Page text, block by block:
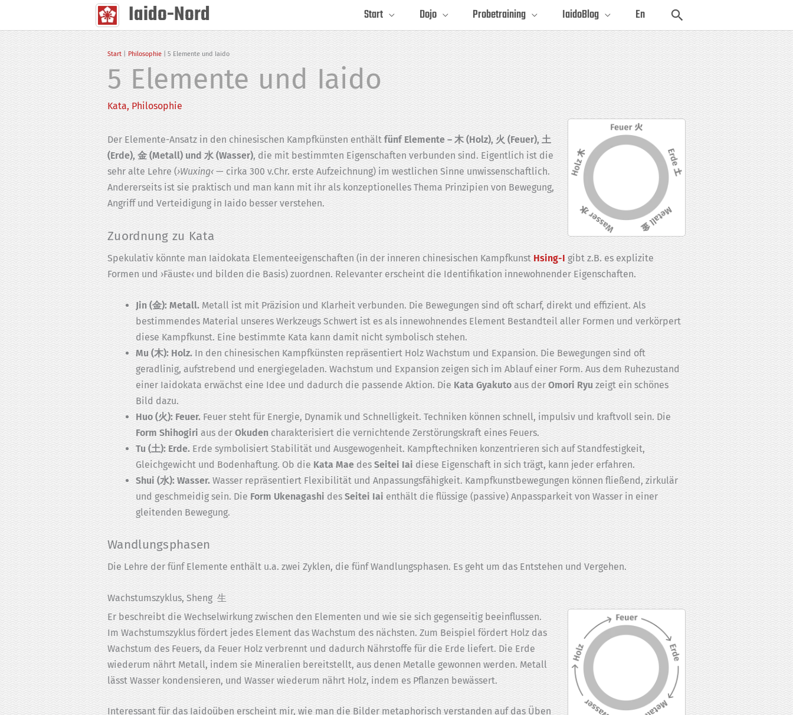
springen
Iaido-Nord Start Dojo Probetraining IaidoBlog En Suchen
Start Philosophie 5 Elemente und Iaido
5 Elemente und Iaido
Kata,Philosophie
Der Elemente-Ansatz in den chinesischen Kampfkünsten enthältfünf Elemente – 木 (Holz), 火 (Feuer), 土
(Erde), 金 (Metall) und 水 (Wasser), die mit bestimmten Eigenschaften verbunden sind. Eigentlich ist die
sehr alte Lehre (›Wuxing‹— cirka 300 v.Chr. erste Aufzeichnung) im westlichen Sinne unwissenschaftlich.
Andererseits ist sie praktisch und man kann mit ihr als konzeptionelles Thema Prinzipien von Bewegung,
Angriff und Verteidigung in Iaido besser verstehen.
Zuordnung zu Kata
Spekulativ könnte man Iaidokata Elementeeigenschaften (in der inneren chinesischen KampfkunstHsing-Igibt z.B. es explizite
Formen und ›Fäuste‹ und bilden die Basis) zuordnen. Relevanter erscheint die Identifikation innewohnender Eigenschaften.
Jin (金): Metall.Metall ist mit Präzision und Klarheit verbunden. Die Bewegungen sind oft scharf, direkt und effizient. Als
bestimmendes Material unseres Werkzeugs Schwert ist es als innewohnendes Element Bestandteil aller Formen und verkörpert
diese Kampfkunst. Eine bestimmte Kata kann damit nicht symbolisch stehen.
Mu (木): Holz.In den chinesischen Kampfkünsten repräsentiert Holz Wachstum und Expansion. Die Bewegungen sind oft
geradlinig, aufstrebend und energiegeladen. Wachstum und Expansion zeigen sich im Ablauf einer Form. Aus dem Ruhezustand
einer Iaidokata erwächst eine Idee und dadurch die passende Aktion. DieKata Gyakutoaus derOmori Ryuzeigt ein schönes
Bild dazu.
Huo (火): Feuer.Feuer steht für Energie, Dynamik und Schnelligkeit. Techniken können schnell, impulsiv und kraftvoll sein. Die
Form Shihogiriaus derOkudencharakterisiert die vernichtende Zerstörungskraft eines Feuers.
Tu (土): Erde.Erde symbolisiert Stabilität und Ausgewogenheit. Kampftechniken konzentrieren sich auf Standfestigkeit,
Gleichgewicht und Bodenhaftung. Ob dieKata MaedesSeitei Iaidiese Eigenschaft in sich trägt, kann jeder erfahren.
Shui (水): Wasser.Wasser repräsentiert Flexibilität und Anpassungsfähigkeit. Kampfkunstbewegungen können fließend, zirkulär
und geschmeidig sein. DieForm UkenagashidesSeitei Iaienthält die flüssige (passive) Anpassparkeit von Wasser in einer
gleitenden Bewegung.
Wandlungsphasen
Die Lehre der fünf Elemente enthält u.a. zwei Zyklen, die fünf Wandlungsphasen. Es geht um das Entstehen und Vergehen.
Wachstumszyklus, Sheng 生
Er beschreibt die Wechselwirkung zwischen den Elementen und wie sie sich gegenseitig beeinflussen.
Im Wachstumszyklus fördert jedes Element das Wachstum des nächsten. Zum Beispiel fördert Holz das
Wachstum des Feuers, da Feuer Holz verbrennt und dadurch Nährstoffe für die Erde liefert. Die Erde
wiederum nährt Metall, indem sie Mineralien bereitstellt, aus denen Metalle gewonnen werden. Metall
lässt Wasser kondensieren, und Wasser wiederum nährt Holz, indem es Pflanzen bewässert.
Interessant für das Iaidoüben erscheint mir, wie man die Bilder metaphorisch verstanden auf das Üben